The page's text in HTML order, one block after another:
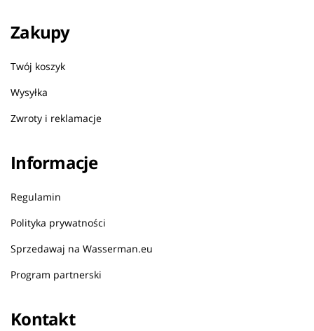
Zakupy
Twój koszyk
Wysyłka
Zwroty i reklamacje
Informacje
Regulamin
Polityka prywatności
Sprzedawaj na Wasserman.eu
Program partnerski
Kontakt